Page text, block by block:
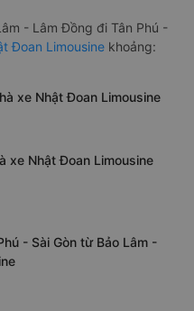
- Lâm Đồng đi Tân Phú -
Đoan Limousine khoảng:
xe Nhật Đoan Limousine
xe Nhật Đoan Limousine
- Sài Gòn từ Bảo Lâm -